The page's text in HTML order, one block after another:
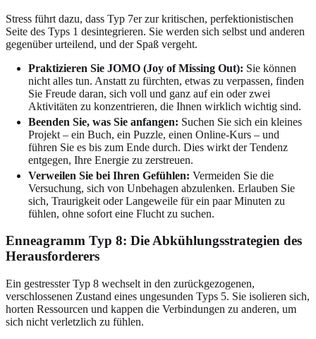
Stress führt dazu, dass Typ 7er zur kritischen, perfektionistischen
Seite des Typs 1 desintegrieren. Sie werden sich selbst und anderen
gegenüber urteilend, und der Spaß vergeht.
Praktizieren Sie JOMO (Joy of Missing Out): Sie können
nicht alles tun. Anstatt zu fürchten, etwas zu verpassen, finden
Sie Freude daran, sich voll und ganz auf ein oder zwei
Aktivitäten zu konzentrieren, die Ihnen wirklich wichtig sind.
Beenden Sie, was Sie anfangen: Suchen Sie sich ein kleines
Projekt – ein Buch, ein Puzzle, einen Online-Kurs – und
führen Sie es bis zum Ende durch. Dies wirkt der Tendenz
entgegen, Ihre Energie zu zerstreuen.
Verweilen Sie bei Ihren Gefühlen: Vermeiden Sie die
Versuchung, sich von Unbehagen abzulenken. Erlauben Sie
sich, Traurigkeit oder Langeweile für ein paar Minuten zu
fühlen, ohne sofort eine Flucht zu suchen.
Enneagramm Typ 8: Die Abkühlungsstrategien des
Herausforderers
Ein gestresster Typ 8 wechselt in den zurückgezogenen,
verschlossenen Zustand eines ungesunden Typs 5. Sie isolieren sich,
horten Ressourcen und kappen die Verbindungen zu anderen, um
sich nicht verletzlich zu fühlen.